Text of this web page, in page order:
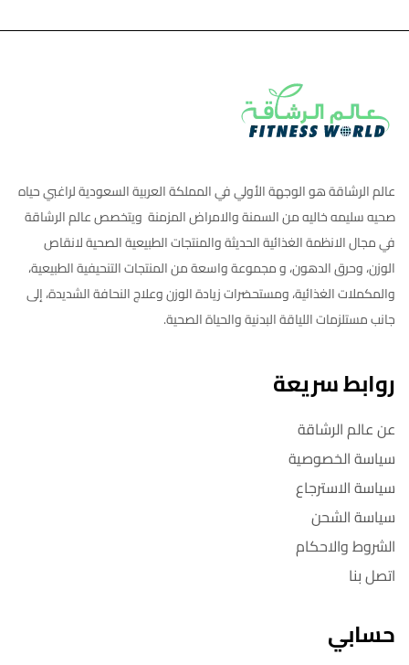
عالم الرشاقة هو الوجهة الأولي في المملكة العربية السعودية لراغبي حياه
صحيه سليمه خاليه من السمنة والامراض المزمنة ويتخصص عالم الرشاقة
في مجال الانظمة الغذائية الحديثة والمنتجات الطبيعية الصحية لانقاص
الوزن، وحرق الدهون، و مجموعة واسعة من المنتجات التنحيفية الطبيعية،
والمكملات الغذائية، ومستحضرات زيادة الوزن وعلاج النحافة الشديدة، إلى
جانب مستلزمات اللياقة البدنية والحياة الصحية.
روابط سريعة
عن عالم الرشاقة
سياسة الخصوصية
سياسة الاسترجاع
سياسة الشحن
الشروط والاحكام
اتصل بنا
حسابي